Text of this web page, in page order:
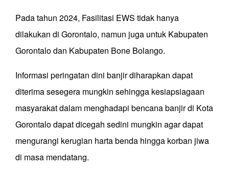
Pada tahun 2024, Fasilitasi EWS tidak hanya
dilakukan di Gorontalo, namun juga untuk Kabupaten
Gorontalo dan Kabupaten Bone Bolango.
Informasi peringatan dini banjir diharapkan dapat
diterima sesegera mungkin sehingga kesiapsiagaan
masyarakat dalam menghadapi bencana banjir di Kota
Gorontalo dapat dicegah sedini mungkin agar dapat
mengurangi kerugian harta benda hingga korban jiwa
di masa mendatang.